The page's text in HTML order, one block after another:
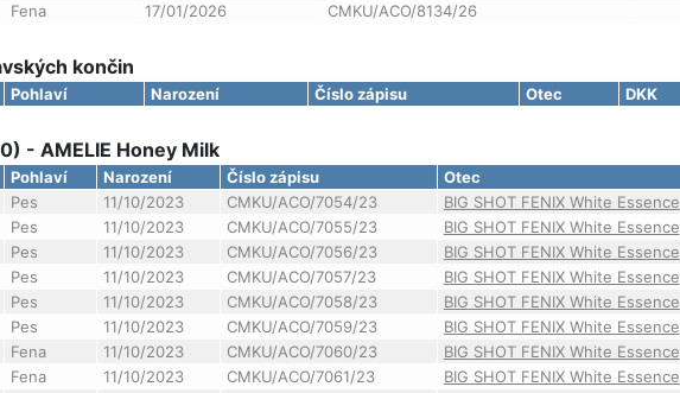
Fena 17/01/2026 CMKU/ACO/8134/26
končin
Pohlaví Narození Číslo zápisu Otec DKK
- AMELIE Honey Milk
Pohlaví Narození Číslo zápisu Otec
Pes 11/10/2023 CMKU/ACO/7054/23 BIG SHOT FENIX White Essence
Pes 11/10/2023 CMKU/ACO/7055/23 BIG SHOT FENIX White Essence
Pes 11/10/2023 CMKU/ACO/7056/23 BIG SHOT FENIX White Essence
Pes 11/10/2023 CMKU/ACO/7057/23 BIG SHOT FENIX White Essence
Pes 11/10/2023 CMKU/ACO/7058/23 BIG SHOT FENIX White Essence
Pes 11/10/2023 CMKU/ACO/7059/23 BIG SHOT FENIX White Essence
Fena 11/10/2023 CMKU/ACO/7060/23 BIG SHOT FENIX White Essence
Fena 11/10/2023 CMKU/ACO/7061/23 BIG SHOT FENIX White Essence